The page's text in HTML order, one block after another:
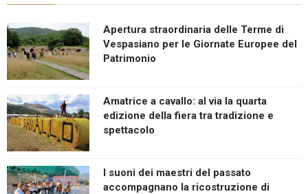
Apertura straordinaria delle Terme di
Vespasiano per le Giornate Europee del
Patrimonio
Amatrice a cavallo: al via la quarta
edizione della fiera tra tradizione e
spettacolo
I suoni dei maestri del passato
accompagnano la ricostruzione di